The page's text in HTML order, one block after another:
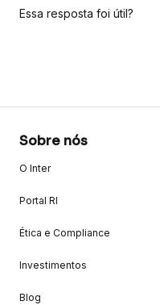
Essa resposta foi útil?
Sobre nós
O Inter
Portal RI
Ética e Compliance
Investimentos
Blog